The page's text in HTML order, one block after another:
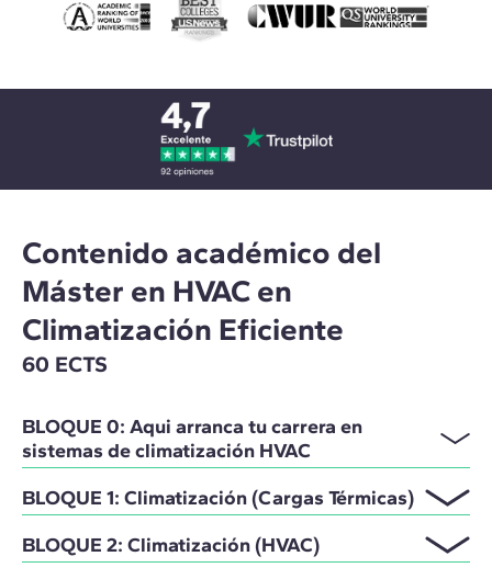
Contenido académico del
Máster en HVAC en
Climatización Eficiente
60 ECTS
BLOQUE 0: Aqui arranca tu carrera en
sistemas de climatización HVAC
BLOQUE 1: Climatización (Cargas Térmicas)
BLOQUE 2: Climatización (HVAC)